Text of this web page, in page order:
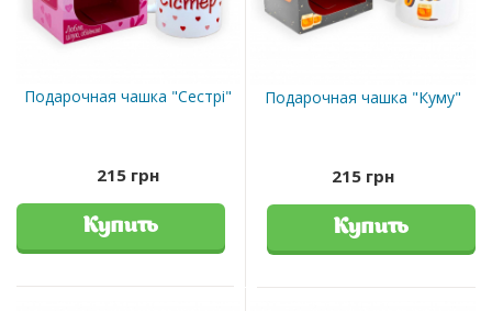
Подарочная чашка "Сестрі"
215 грн
Купить
Подарочная чашка "Куму"
215 грн
Купить